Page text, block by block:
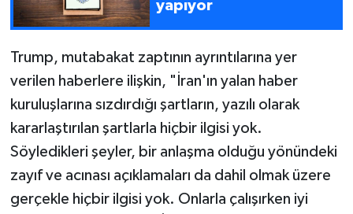
yapıyor
Trump, mutabakat zaptının ayrıntılarına yer
verilen haberlere ilişkin, "İran'ın yalan haber
kuruluşlarına sızdırdığı şartların, yazılı olarak
kararlaştırılan şartlarla hiçbir ilgisi yok.
Söyledikleri şeyler, bir anlaşma olduğu yönündeki
zayıf ve acınası açıklamaları da dahil olmak üzere
gerçekle hiçbir ilgisi yok. Onlarla çalışırken iyi